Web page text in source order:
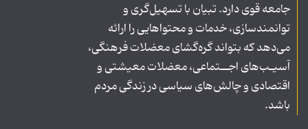
جامعه قوی دارد. تبیان با تسهیل‌گری و
توانمندسازی، خدمات و محتواهایی را ارائه
می‌دهد که بتواند گره‌گشای معضلات فرهنگی،
آسیـب‌های اجــتماعی، معضلات معیشتی و
اقتصادی و چالش‌های سیاسی در زندگی مردم
باشد.